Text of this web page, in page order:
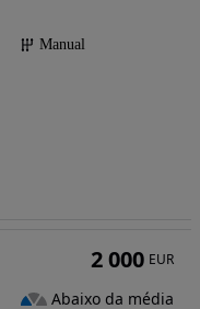
Manual
2 000 EUR
Abaixo da média